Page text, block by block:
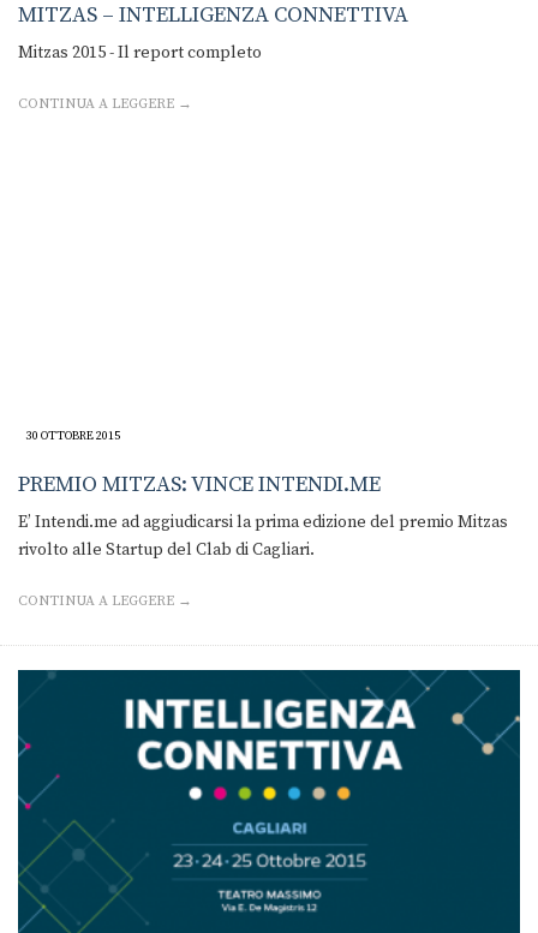
MITZAS – INTELLIGENZA CONNETTIVA
Mitzas 2015 - Il report completo
CONTINUA A LEGGERE →
30 OTTOBRE 2015
PREMIO MITZAS: VINCE INTENDI.ME
E’ Intendi.me ad aggiudicarsi la prima edizione del premio Mitzas
rivolto alle Startup del Clab di Cagliari.
CONTINUA A LEGGERE →